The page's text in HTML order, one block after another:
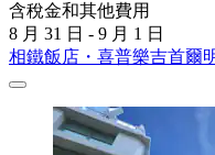
含稅金和其他費用
8 月 31 日 - 9 月 1 日
相鐵飯店・喜普樂吉首爾